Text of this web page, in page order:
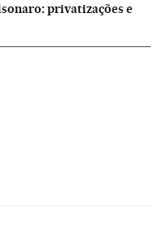
privatizações e